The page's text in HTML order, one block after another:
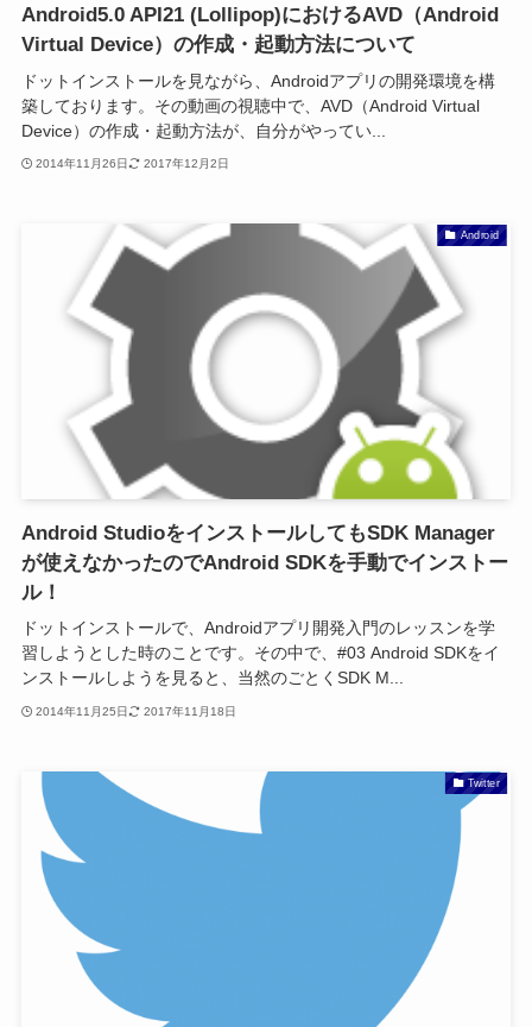
Android5.0 API21 (Lollipop)におけるAVD（Android
Virtual Device）の作成・起動方法について
ドットインストールを見ながら、Androidアプリの開発環境を構
築しております。その動画の視聴中で、AVD（Android Virtual
Device）の作成・起動方法が、自分がやってい...
2014年11月26日 2017年12月2日
Android
Android StudioをインストールしてもSDK Manager
が使えなかったのでAndroid SDKを手動でインストー
ル！
ドットインストールで、Androidアプリ開発入門のレッスンを学
習しようとした時のことです。その中で、#03 Android SDKをイ
ンストールしようを見ると、当然のごとくSDK M...
2014年11月25日 2017年11月18日
Twitter